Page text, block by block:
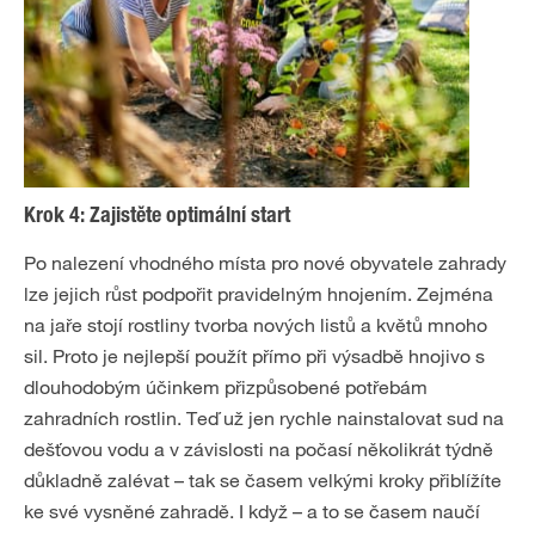
Krok 4: Zajistěte optimální start
Po nalezení vhodného místa pro nové obyvatele zahrady
lze jejich růst podpořit pravidelným hnojením. Zejména
na jaře stojí rostliny tvorba nových listů a květů mnoho
sil. Proto je nejlepší použít přímo při výsadbě hnojivo s
dlouhodobým účinkem přizpůsobené potřebám
zahradních rostlin. Teď už jen rychle nainstalovat sud na
dešťovou vodu a v závislosti na počasí několikrát týdně
důkladně zalévat – tak se časem velkými kroky přiblížíte
ke své vysněné zahradě. I když – a to se časem naučí